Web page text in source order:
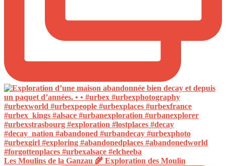
Les Moulins de la Ganzau 🌾 Exploration des Moulin